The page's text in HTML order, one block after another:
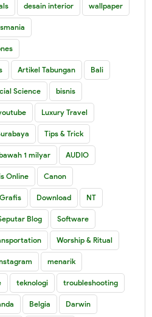
desain interior wallpaper
Artikel Tabungan Bali
Science bisnis
Luxury Travel
Tips & Trick
1 milyar AUDIO
Online Canon
Download NT
Blog Software
Worship & Ritual
menarik
teknologi troubleshooting
Belgia Darwin